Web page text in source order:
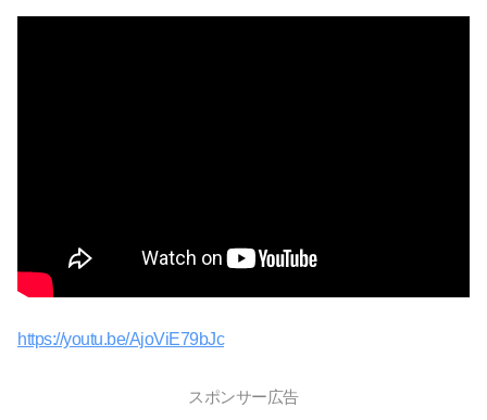
https://youtu.be/AjoViE79bJc
スポンサー広告